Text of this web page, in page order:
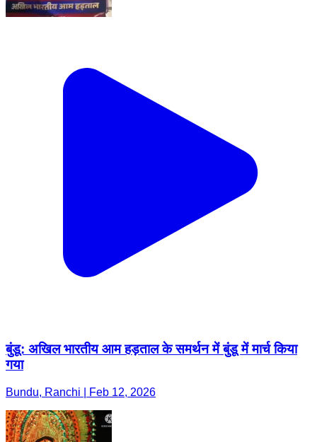
बुंडू: अखिल भारतीय आम हड़ताल के समर्थन में बुंडू में मार्च किया
गया
Bundu, Ranchi | Feb 12, 2026